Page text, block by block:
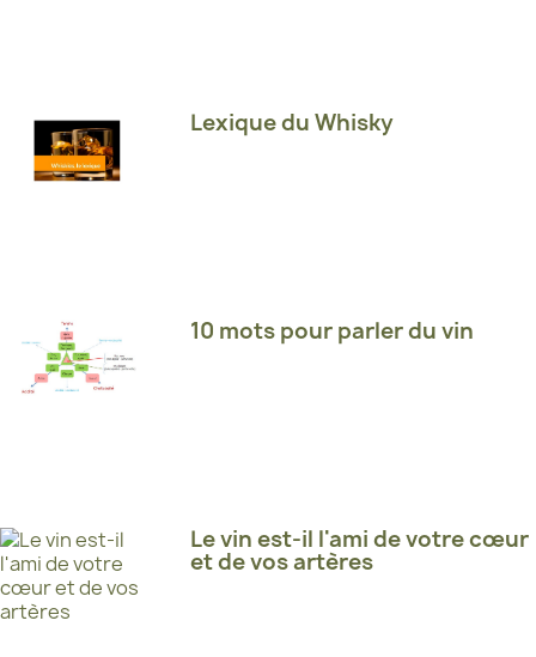
Lexique du Whisky
10 mots pour parler du vin
Le vin est-il l'ami de votre cœur
et de vos artères